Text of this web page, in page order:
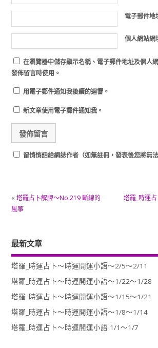
電子郵件地
個人網站網
在瀏覽器中儲存顯示名稱、電子郵件地址及個人
發佈留言時使用。
用電子郵件通知我後續的迴響。
新文章使用電子郵件通知我。
留悄悄話給網誌作者（如無註冊，發表後您將無法
« 塔羅占卜解牌～No.219 斷線的
風箏
塔羅_時運
最新文章
塔羅_時運占卜～時運開運小語～2/5～2/11
塔羅_時運占卜～時運開運小語～1/22～1/28
塔羅_時運占卜～時運開運小語～1/15～1/21
塔羅_時運占卜～時運開運小語～1/8～1/14
塔羅_時運占卜～時運開運小語 1/1～1/7